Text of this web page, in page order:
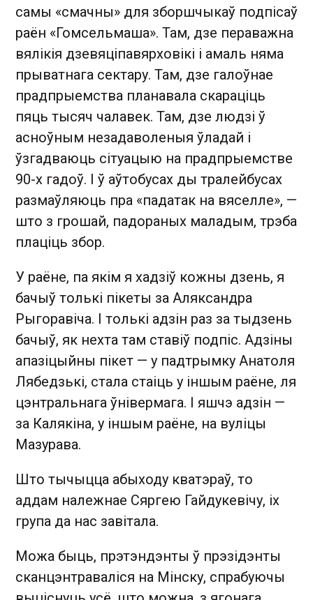
самы «смачны» для зборшчыкаў подпісаў
раён «Гомсельмаша». Там, дзе пераважна
вялікія дзевяціпавярховікі і амаль няма
прыватнага сектару. Там, дзе галоўнае
прадпрыемства планавала скараціць
пяць тысяч чалавек. Там, дзе людзі ў
асноўным незадаволеныя ўладай і
ўзгадваюць сітуацыю на прадпрыемстве
90-х гадоў. І ў аўтобусах ды тралейбусах
размаўляюць пра «падатак на вяселле», —
што з грошай, падораных маладым, трэба
плаціць збор.
У раёне, па якім я хадзіў кожны дзень, я
бачыў толькі пікеты за Аляксандра
Рыгоравіча. І толькі адзін раз за тыдзень
бачыў, як нехта там ставіў подпіс. Адзіны
апазіцыйны пікет — у падтрымку Анатоля
Лябедзькі, стала стаіць у іншым раёне, ля
цэнтральнага ўнівермага. І яшчэ адзін —
за Калякіна, у іншым раёне, на вуліцы
Мазурава.
Што тычыцца абыходу кватэраў, то
аддам належнае Сяргею Гайдукевічу, іх
група да нас завітала.
Можа быць, прэтэндэнты ў прэзідэнты
сканцэнтраваліся на Мінску, спрабуючы